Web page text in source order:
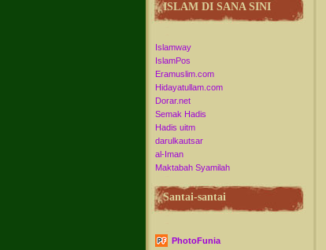
ISLAM DI SANA SINI
Islamway
IslamPos
Eramuslim.com
Hidayatullam.com
Dorar.net
Semak Hadis
Hadis uitm
darulkautsar
al-Iman
Maktabah Syamilah
Santai-santai
PhotoFunia